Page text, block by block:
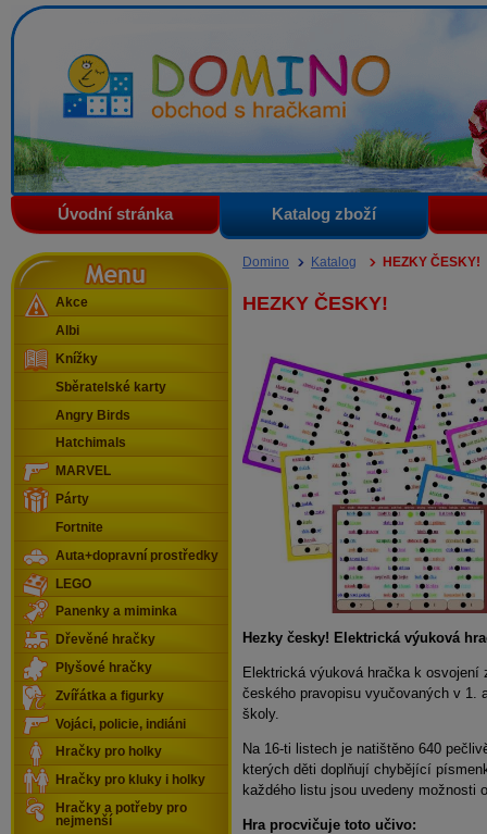
Domino - obchod s hračkami
Úvodní stránka Katalog zboží
Domino Katalog HEZKY ČESKY!
HEZKY ČESKY!
Hezky česky! Elektrická výuková
Elektrická výuková hračka k osvojení
českého pravopisu vyučovaných v 1.
školy.
Na 16-ti listech je natištěno 640
kterých děti doplňují chybějící
každého listu jsou uvedeny možnosti
Hra procvičuje toto učivo:
Menu
Akce
Albi
Knížky
Sběratelské karty
Angry Birds
Hatchimals
MARVEL
Párty
Fortnite
Auta+dopravní prostředky
LEGO
Panenky a miminka
Dřevěné hračky
Plyšové hračky
Zvířátka a figurky
Vojáci, policie, indiáni
Hračky pro holky
Hračky pro kluky i holky
Hračky a potřeby pro
nejmenší